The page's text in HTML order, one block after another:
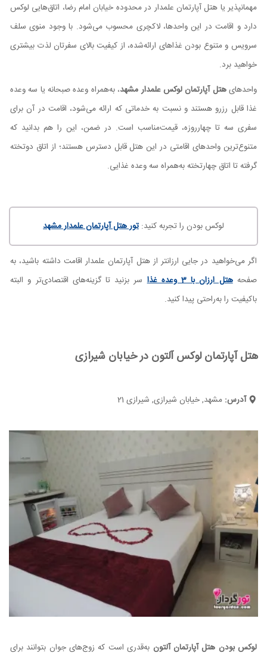
مهمانپذیر یا هتل آپارتمان علمدار در محدوده خیابان امام رضا، اتاق‌هایی لوکس
دارد و اقامت در این واحدها، لاکچری محسوب می‌شود. با وجود منوی سلف
سرویس و متنوع بودن غذاهای ارائه‌شده، از کیفیت بالای سفرتان لذت بیشتری
خواهید برد.
واحدهایهتل آپارتمان لوکس علمدار مشهد، به‌همراه وعده صبحانه یا سه وعده
غذا قابل رزرو هستند و نسبت به خدماتی که ارائه می‌شود، اقامت در آن برای
سفری سه تا چهارروزه، قیمت‌مناسب است. در ضمن، این را هم بدانید که
متنوع‌ترین واحدهای اقامتی در این هتل قابل دسترس هستند؛ از اتاق دوتخته
گرفته تا اتاق چهارتخته به‌همراه سه وعده غذایی.
لوکس بودن را تجربه کنید: تور هتل آپارتمان علمدار مشهد
اگر می‌خواهید در جایی ارزانتر از هتل آپارتمان علمدار اقامت داشته باشید، به
صفحههتل ارزان با 3 وعده غذا
سر بزنید تا گزینه‌های اقتصادی‌تر و البته
باکیفیت را به‌راحتی پیدا کنید.
هتل آپارتمان لوکس آلتون در خیابان شیرازی
آدرس:مشهد, خیابان شیرازی, شیرازی 21
لوکس بودن هتل آپارتمان آلتون به‌قدری است که زوج‌های جوان بتوانند برای